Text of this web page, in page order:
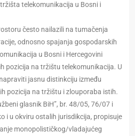
telekomunikacija u Bosni i
često nailazili na tumačenja
odnosno spajanja gospodarskih
u Bosni i Hercegovini
pozicija na tržištu telekomunikacija. U
jasnu distinkciju između
pozicija na tržištu i zlouporaba istih.
glasnik BiH”, br. 48/05, 76/07 i
i u okviru ostalih jurisdikcija, propisuje
monopolističkog/vladajućeg